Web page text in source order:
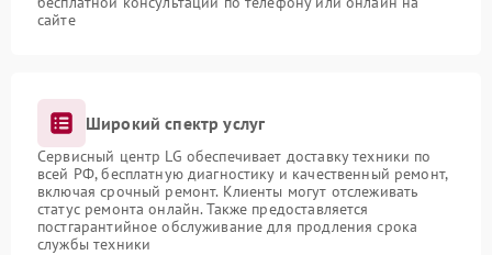
сайте
Широкий спектр услуг
Сервисный центр LG обеспечивает доставку техники по
всей РФ, бесплатную диагностику и качественный ремонт,
включая срочный ремонт. Клиенты могут отслеживать
статус ремонта онлайн. Также предоставляется
постгарантийное обслуживание для продления срока
службы техники